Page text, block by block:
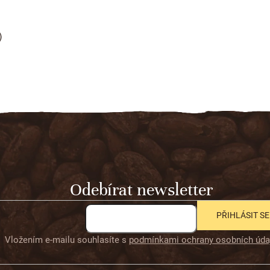
Odebírat newsletter
Vložením e-mailu souhlasíte s podmínkami ochrany osobních
PŘIHLÁSIT SE